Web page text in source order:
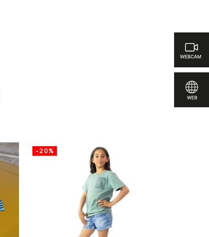
-20%